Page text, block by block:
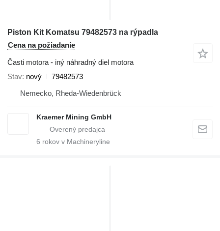
Piston Kit Komatsu 79482573 na rýpadla
Cena na požiadanie
Časti motora - iný náhradný diel motora
Stav nový
79482573
Nemecko, Rheda-Wiedenbrück
Kraemer Mining GmbH
6 rokov v Machineryline